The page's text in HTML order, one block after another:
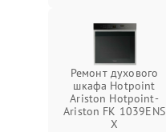
Ремонт духового
шкафа Hotpoint
Ariston Hotpoint-
Ariston FK 1039ENS
X